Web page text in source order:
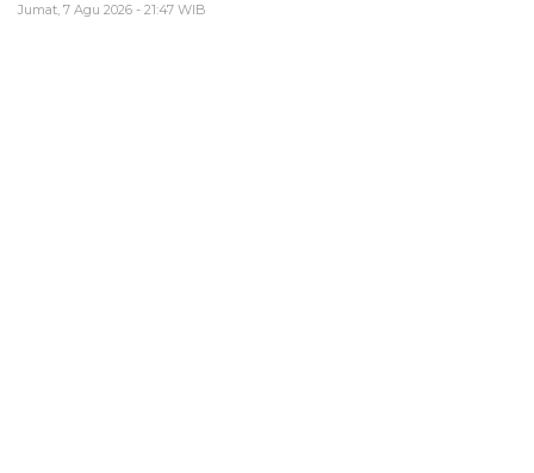
Jumat, 7 Agu 2026 - 21:47 WIB